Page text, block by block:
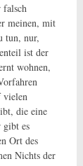
falsch
meinen, mit
tun, nur,
ist der
wohnen,
vielen
die eine
gibt es
Ort des
Nichts der